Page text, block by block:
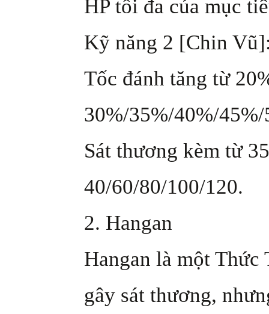
HP tối đa của mục
Kỹ năng 2 [Chin
Tốc đánh tăng từ
30%/35%/40%/
Sát thương kèm từ
40/60/80/100/120.
2. Hangan
Hangan là một Thức
gây sát thương,